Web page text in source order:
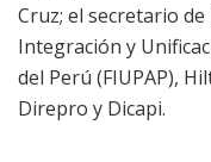
Cruz; el secretario
Integración y
del Perú (FIUPAP),
Direpro y Dicapi.